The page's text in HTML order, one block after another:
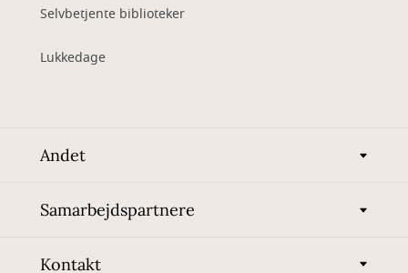
Selvbetjente biblioteker
Lukkedage
Andet
Samarbejdspartnere
Kontakt